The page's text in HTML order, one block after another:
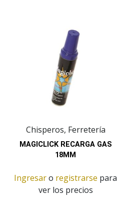
Chisperos, Ferretería
MAGICLICK RECARGA GAS
18MM
Ingresaro registrarse para
ver los precios